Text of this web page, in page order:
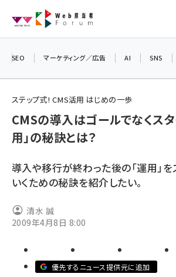
ン
seo (3532)
youtube (2441)
セミナー (2310)
meo (1277)
SEO マーケティング／広告 AI SNS
ステップ式! CMS活用 はじめの一歩
CMSの導入はゴールでなくスタ
用」の秘訣とは？
導入や移行が終わった後の「運用」を
いくための秘訣を紹介したい。
清水 誠
2009年4月8日 8:00
優先するニュース提供元に追加